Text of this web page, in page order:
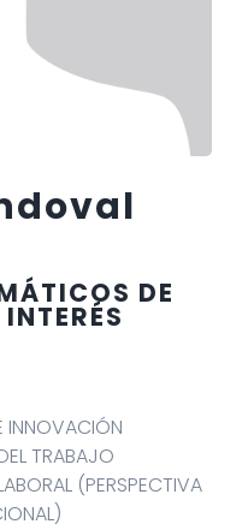
DE
INNOVACIÓN
TRABAJO
(PERSPECTIVA